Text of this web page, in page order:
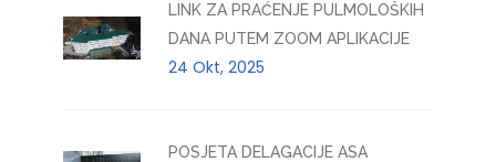
LINK ZA PRAĆENJE PULMOLOŠKIH
DANA PUTEM ZOOM APLIKACIJE
24 Okt, 2025
POSJETA DELAGACIJE ASA